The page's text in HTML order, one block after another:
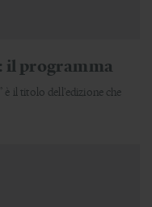
il programma
è il titolo dell'edizione che